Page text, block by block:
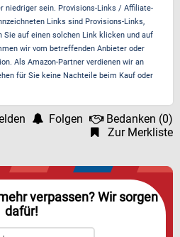
niedriger sein. Provisions-Links / Affiliate-
Links sind Provisions-Links,
Sie auf einen solchen Link klicken und auf
wir vom betreffenden Anbieter oder
Als Amazon-Partner verdienen wir an
für Sie keine Nachteile beim Kauf oder
Folgen Bedanken (0)
Zur Merkliste
verpassen? Wir sorgen
dafür!